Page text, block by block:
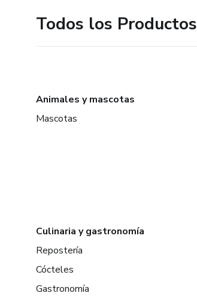
Todos los Productos
Animales y mascotas
Mascotas
Culinaria y gastronomía
Repostería
Cócteles
Gastronomía